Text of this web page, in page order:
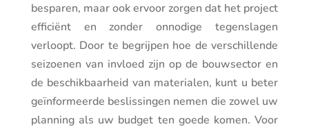
besparen, maar ook ervoor zorgen dat het project
efficiënt en zonder onnodige tegenslagen
verloopt. Door te begrijpen hoe de verschillende
seizoenen van invloed zijn op de bouwsector en
de beschikbaarheid van materialen, kunt u beter
geïnformeerde beslissingen nemen die zowel uw
planning als uw budget ten goede komen. Voor